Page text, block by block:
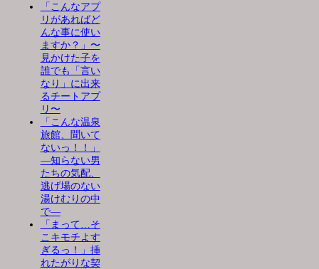
「こんなアプ
リがあればど
んな事に使い
ますか？」〜
見かけた子を
誰でも「言い
なり」に出来
るチートアプ
リ〜
「こんな温泉
旅館、聞いて
ないっ！！」
―知らない男
たちの気配、
逃げ場のない
湯けむりの中
で―
「まって…そ
こキモチよす
ぎるっ！」挿
れたがりな契